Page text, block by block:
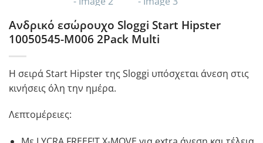
Ανδρικό εσώρουχο Sloggi Start Hipster
10050545-Μ006 2Pack Multi
Η σειρά Start Hipster της Sloggi υπόσχεται άνεση στις
κινήσεις όλη την ημέρα.
Λεπτομέρειες: